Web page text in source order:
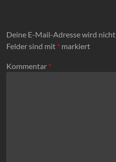
Deine E-Mail-Adresse wird
Felder sind mit * markiert
Kommentar *